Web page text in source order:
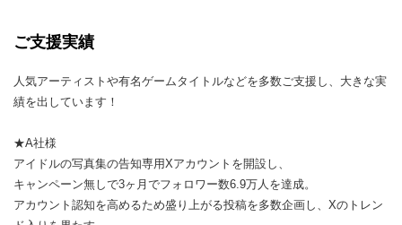
ご支援実績
人気アーティストや有名ゲームタイトルなどを多数ご支援し、大きな実
績を出しています！
★A社様
アイドルの写真集の告知専用Xアカウントを開設し、
キャンペーン無しで3ヶ月でフォロワー数6.9万人を達成。
アカウント認知を高めるため盛り上がる投稿を多数企画し、Xのトレン